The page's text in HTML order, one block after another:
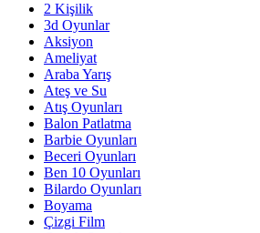
2 Kişilik
3d Oyunlar
Aksiyon
Ameliyat
Araba Yarış
Ateş ve Su
Atış Oyunları
Balon Patlatma
Barbie Oyunları
Beceri Oyunları
Ben 10 Oyunları
Bilardo Oyunları
Boyama
Çizgi Film